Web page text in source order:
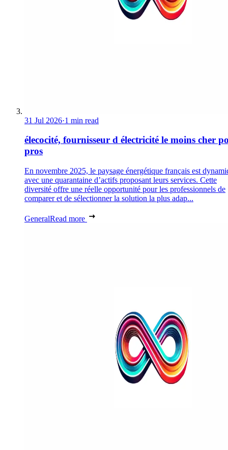
31 Jul 2026·1 min read
élecocité, fournisseur d électricité le moins cher
pros
En novembre 2025, le paysage énergétique français est
avec une quarantaine d’actifs proposant leurs services. Cette
diversité offre une réelle opportunité pour les professionnels de
comparer et de sélectionner la solution la plus adap...
GeneralRead more